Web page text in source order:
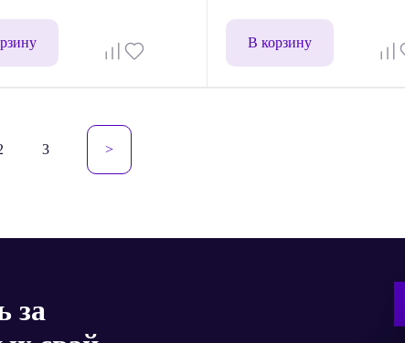
В корзину
3 >
за